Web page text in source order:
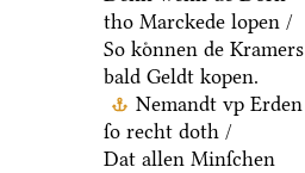
tho Marckede lopen /
So koͤnnen de Kramers
bald Geldt kopen.
Nemandt vp Erden
ſo recht doth /
Dat allen Minſchen